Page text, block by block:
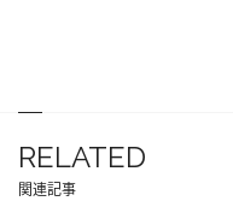
RELATED
関連記事